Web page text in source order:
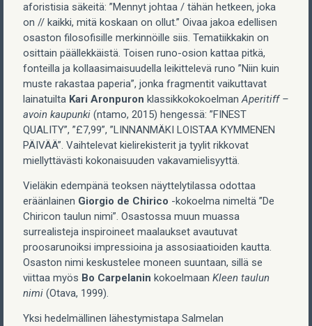
aforistisia säkeitä: ”Mennyt johtaa / tähän hetkeen, joka
on // kaikki, mitä koskaan on ollut.” Oivaa jakoa edellisen
osaston filosofisille merkinnöille siis. Tematiikkakin on
osittain päällekkäistä. Toisen runo-osion kattaa pitkä,
fonteilla ja kollaasimaisuudella leikittelevä runo ”Niin kuin
muste rakastaa paperia”, jonka fragmentit vaikuttavat
lainatuilta Kari Aronpuron klassikkokokoelmanAperitiff –
avoin kaupunki (ntamo, 2015) hengessä: ”FINEST
QUALITY”, ”£7,99”, ”LINNANMÄKI LOISTAA KYMMENEN
PÄIVÄÄ”. Vaihtelevat kielirekisterit ja tyylit rikkovat
miellyttävästi kokonaisuuden vakavamielisyyttä.
Vieläkin edempänä teoksen näyttelytilassa odottaa
eräänlainen Giorgio de Chirico -kokoelma nimeltä ”De
Chiricon taulun nimi”. Osastossa muun muassa
surrealisteja inspiroineet maalaukset avautuvat
proosarunoiksi impressioina ja assosiaatioiden kautta.
Osaston nimi keskustelee moneen suuntaan, sillä se
viittaa myös Bo Carpelanin kokoelmaan Kleen taulun
nimi (Otava, 1999).
Yksi hedelmällinen lähestymistapa Salmelan